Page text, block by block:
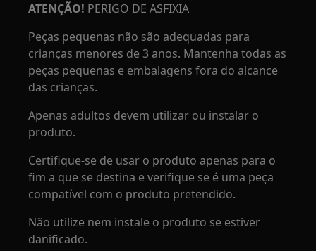
ATENÇÃO! PERIGO DE ASFIXIA
Peças pequenas não são adequadas para
crianças menores de 3 anos. Mantenha todas as
peças pequenas e embalagens fora do alcance
das crianças.
Apenas adultos devem utilizar ou instalar o
produto.
Certifique-se de usar o produto apenas para o
fim a que se destina e verifique se é uma peça
compatível com o produto pretendido.
Não utilize nem instale o produto se estiver
danificado.